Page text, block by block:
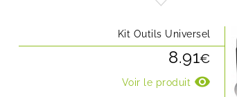
Kit Outils Universel
8.91€
Voir le produit visibility